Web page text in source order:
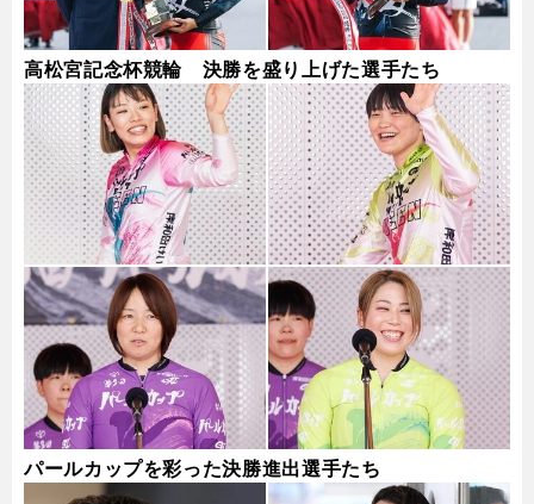
高松宮記念杯競輪 決勝を盛り上げた選手たち
パールカップを彩った決勝進出選手たち